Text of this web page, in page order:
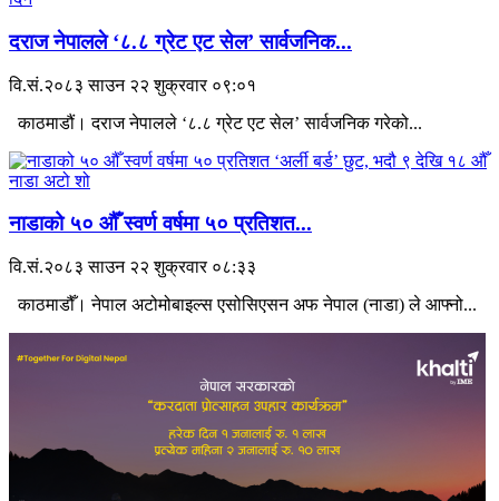
दराज नेपालले ‘८.८ ग्रेट एट सेल’ सार्वजनिक...
वि.सं.२०८३ साउन २२ शुक्रवार ०९:०१
काठमाडौं। दराज नेपालले ‘८.८ ग्रेट एट सेल’ सार्वजनिक गरेको...
नाडाको ५० औँ स्वर्ण वर्षमा ५० प्रतिशत...
वि.सं.२०८३ साउन २२ शुक्रवार ०८:३३
काठमाडौँ। नेपाल अटोमोबाइल्स एसोसिएसन अफ नेपाल (नाडा) ले आफ्नो...